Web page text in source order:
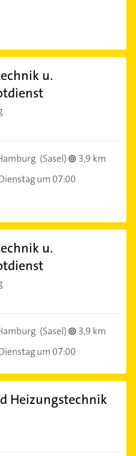
u.
(Sasel)
3,9 km
um 07:00
u.
(Sasel)
3,9 km
um 07:00
Heizungstechnik